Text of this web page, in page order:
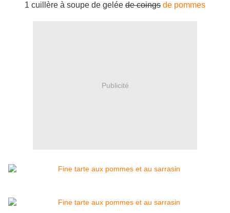
1 cuillère à soupe de gelée de coings de pommes
Publicité